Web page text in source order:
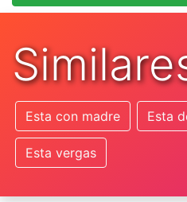
Esta con madre Esta
Esta vergas